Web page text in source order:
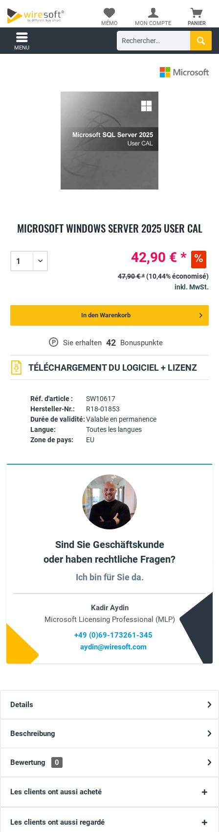
PANIER
MÉMO MON COMPTE
MENU
MICROSOFT WINDOWS SERVER 2025 USER CAL
Réf. d'article :
SW10617
Hersteller-Nr.:
R18-01853
Durée de validité:Valable en permanence
Langue:
Toutes les langues
Zone de pays:
EU
P Sie erhalten 42 Bonuspunkte
TÉLÉCHARGEMENT DU LOGICIEL + LIZENZ
42,90 € *
47,90 € *(10,44% économisé)
inkl. MwSt.
In den Warenkorb
Sind Sie Geschäftskunde
oder haben rechtliche Fragen?
Ich bin für Sie da.
Kadir Aydin
Microsoft Licensing Professional (MLP)
+49 (0)69-173261-345
aydin@wiresoft.com
Details
Beschreibung
Bewertung 0
Les clients ont aussi acheté
Les clients ont aussi regardé